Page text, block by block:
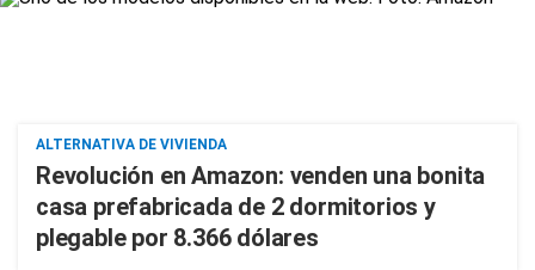
ALTERNATIVA DE VIVIENDA
Revolución en Amazon: venden una bonita
casa prefabricada de 2 dormitorios y
plegable por 8.366 dólares